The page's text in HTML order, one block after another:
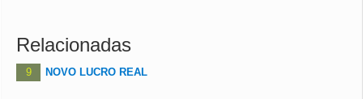
Relacionadas
9 NOVO LUCRO REAL